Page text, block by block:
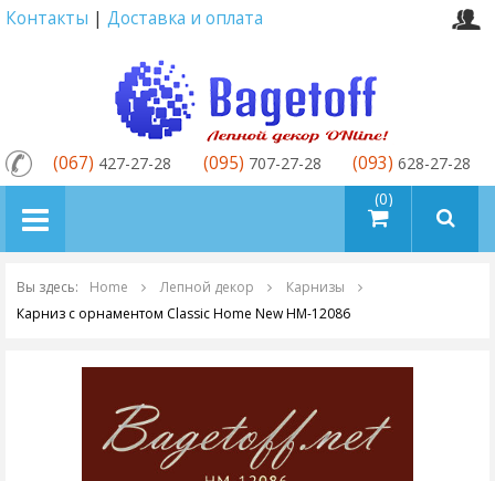
Контакты | Доставка и оплата
товаров (0)
(067) 427-27-28 (095) 707-27-28 (093) 628-27-28
Вы здесь: Home Лепной декор
Карнизы
Карниз с орнаментом Classic Home New HM-12086